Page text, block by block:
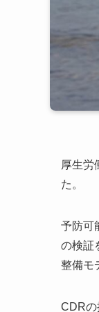
厚生労
た。
予防可
の検証
整備モ
CDRの